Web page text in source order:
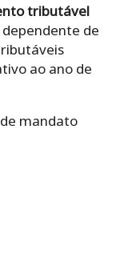
tributável
de
ao ano de
mandato